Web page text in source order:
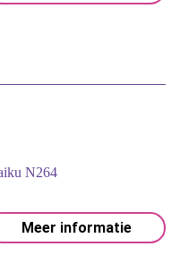
N264
Meer informatie